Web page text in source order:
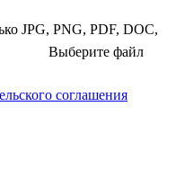
JPG, PNG, PDF, DOC,
Выберите файл
соглашения